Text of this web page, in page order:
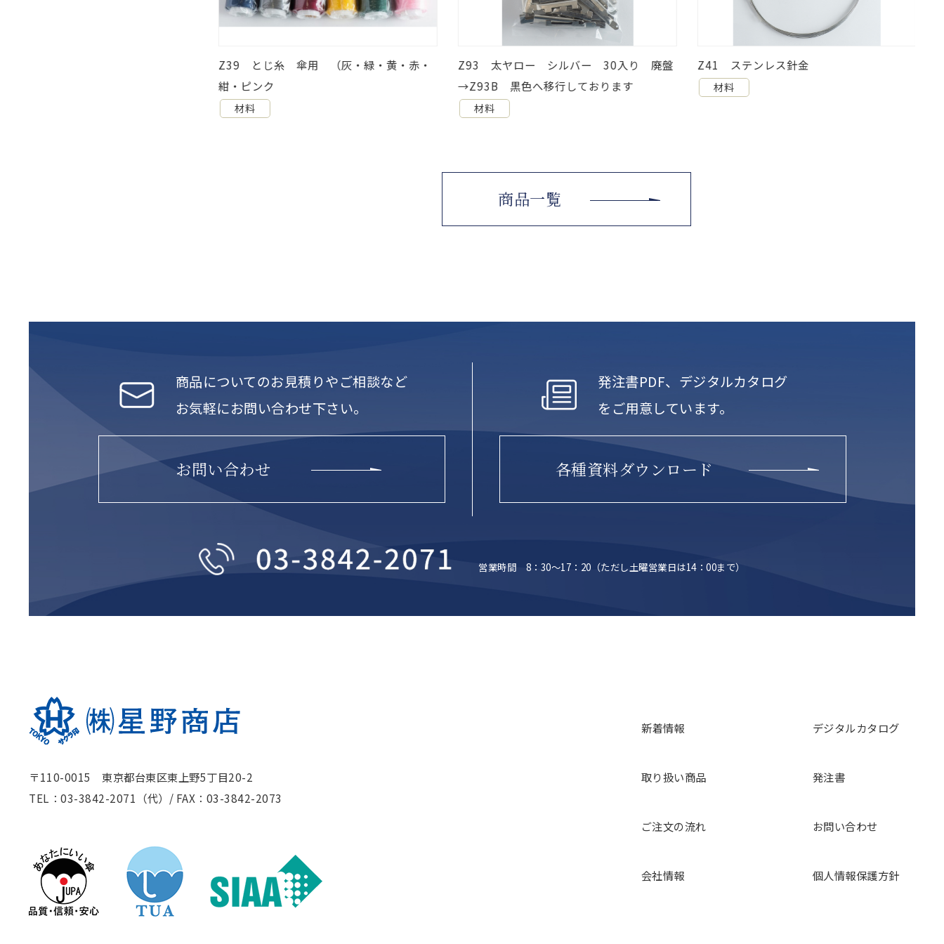
Z39 とじ糸 傘用 （灰・緑・黄・赤・
紺・ピンク
材料
Z93 太ヤロー シルバー 30入り 廃盤
→Z93B 黒色へ移行しております
材料
Z41 ステンレス針金
材料
商品一覧
商品についてのお見積りやご相談など
お気軽にお問い合わせ下さい。
お問い合わせ
発注書PDF、デジタルカタログ
をご用意しています。
各種資料ダウンロード
営業時間 8：30～17：20 （ただし土曜営業日は14：00まで）
〒110-0015 東京都台東区東上野5丁目20-2
TEL：03-3842-2071（代） / FAX：03-3842-2073
新着情報 デジタルカタログ
取り扱い商品 発注書
ご注文の流れ お問い合わせ
会社情報 個人情報保護方針